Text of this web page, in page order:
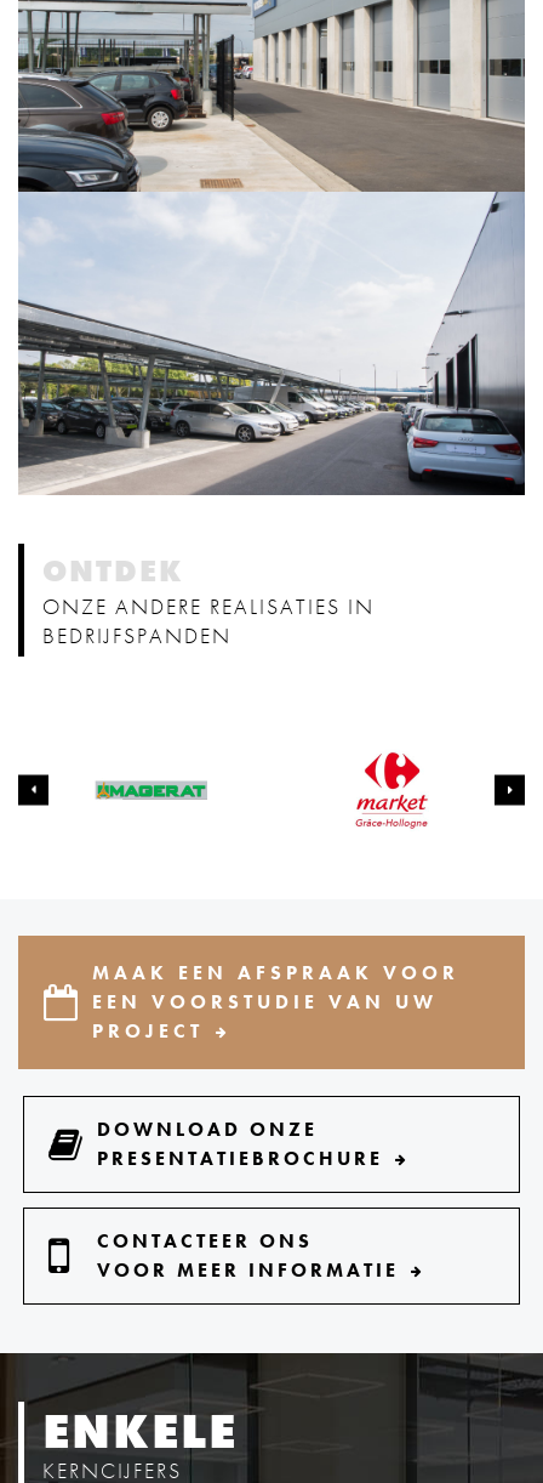
ONTDEK
ONZE ANDERE REALISATIES IN
BEDRIJFSPANDEN
MAAK EEN AFSPRAAK VOOR
EEN VOORSTUDIE VAN UW
PROJECT
DOWNLOAD ONZE
PRESENTATIEBROCHURE
CONTACTEER ONS
VOOR MEER INFORMATIE
ENKELE
KERNCIJFERS